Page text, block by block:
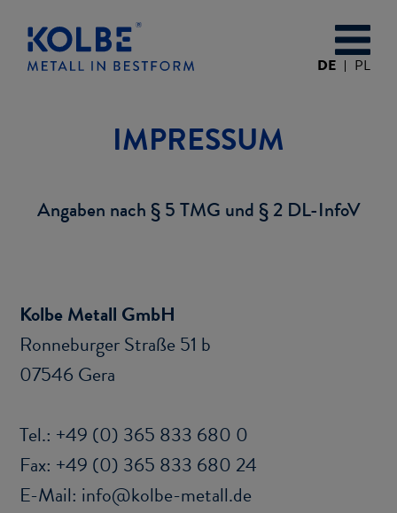
DE PL
IM­PRES­SUM
An­ga­ben nach § 5 TMG und § 2 DL-​InfoV
Kolbe Me­tall GmbH
Ron­ne­bur­ger Stra­ße 51 b
07546 Gera
Tel.: +49 (0) 365 833 680 0
Fax: +49 (0) 365 833 680 24
E-​Mail: info@kolbe-​metall.de